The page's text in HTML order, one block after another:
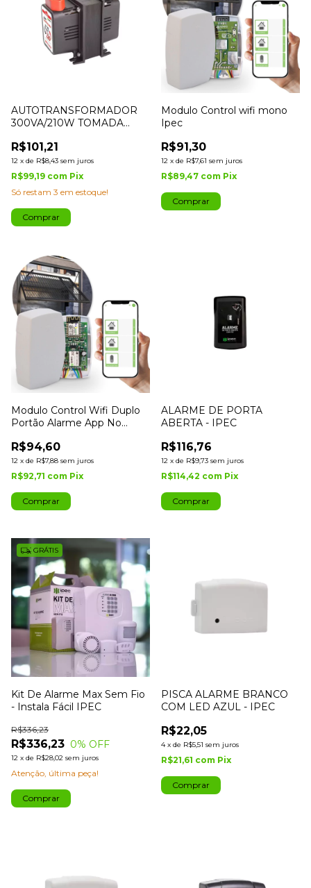
AUTOTRANSFORMADOR
300VA/210W TOMADA
R$101,21
12 x de R$8,43 sem juros
R$99,19 com Pix
Só restam 3 em estoque!
Modulo Control wifi mono
Ipec
R$91,30
12 x de R$7,61 sem juros
R$89,47 com Pix
Modulo Control Wifi Duplo
Portão Alarme App No
R$94,60
12 x de R$7,88 sem juros
R$92,71 com Pix
ALARME DE PORTA
ABERTA - IPEC
R$116,76
12 x de R$9,73 sem juros
R$114,42 com Pix
GRÁTIS
Kit De Alarme Max Sem Fio
- Instala Fácil IPEC
R$336,23
R$336,23
0% OFF
12 x de R$28,02 sem juros
Atenção, última peça!
PISCA ALARME BRANCO
COM LED AZUL - IPEC
R$22,05
4 x de R$5,51 sem juros
R$21,61 com Pix